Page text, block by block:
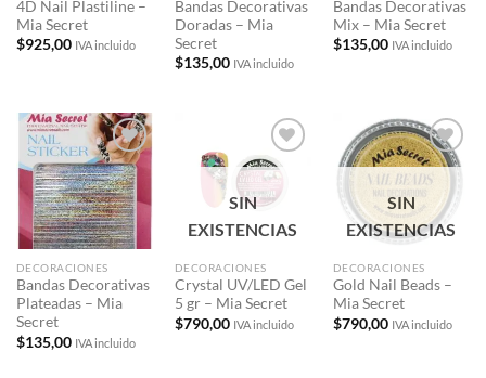
4D Nail Plastiline –
Mia Secret
$925,00 IVA incluido
Bandas Decorativas
Doradas – Mia
Secret
$135,00 IVA incluido
Bandas Decorativas
Mix – Mia Secret
$135,00 IVA incluido
Añadir
a la
lista de
deseos
DECORACIONES
Bandas Decorativas
Plateadas – Mia
Secret
$135,00 IVA incluido
Añadir
a la
lista de
SIN
EXISTENCIAS
DECORACIONES
Crystal UV/LED Gel
5 gr – Mia Secret
$790,00 IVA incluido
Añadir
a la
lista de
deseos
SIN
EXISTENCIAS
DECORACIONES
Gold Nail Beads –
Mia Secret
$790,00 IVA incluido